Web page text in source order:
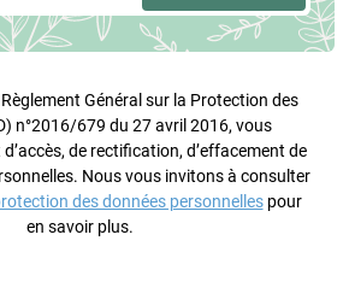
Général sur la Protection des
n°2016/679 du 27 avril 2016, vous
d’accès, de rectification, d’effacement de
Nous vous invitons à consulter
des données personnellespour
en savoir plus.